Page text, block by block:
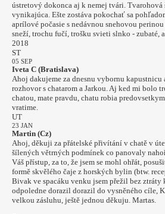
ústretový dokonca aj k nemej tvári.
vynikajúca. Ešte zostáva pokochať sa
aprílové počasie s nedávnou snehovou
sneží, trochu fučí, trošku svieti slnko - zubaté,
2018
ST
05 SEP
Iveta C (Bratislava)
Ahoj dakujeme za dnesnu vybornu kapustnicu
rozhovor s chatarom a Jarkou. Aj ked mi bolo
chatou, mate pravdu, chatu robia
vratime.
UT
23 JAN
Martin (Cz)
Ahoj, děkuji za přátelské přivítání v chatě v
šílených větrných podmínek co panovaly
Váš přístup, za to, že jsem se mohl ohřát,
formě skvělého čaje z horských bylin (btw.
Bivak ve spacáku venku jsem přežil bez
odpoledne dorazil dorazil do vysněného cíle,
velkou zásluhu, ještě jednou děkuju. Martas.